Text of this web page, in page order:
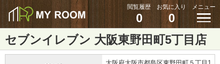
閲覧履歴
0
お気に入り
0
メニュー
セブンイレブン 大阪東野田町5丁目店